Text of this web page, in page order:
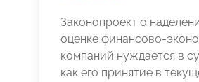
Законопроект о
оценке финансово-
компаний нуждается в
как его принятие в